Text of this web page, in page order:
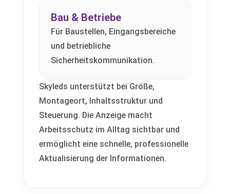
Bau & Betriebe
Für Baustellen, Eingangsbereiche
und betriebliche
Sicherheitskommunikation.
Skyleds unterstützt bei Größe,
Montageort, Inhaltsstruktur und
Steuerung. Die Anzeige macht
Arbeitsschutz im Alltag sichtbar und
ermöglicht eine schnelle, professionelle
Aktualisierung der Informationen.